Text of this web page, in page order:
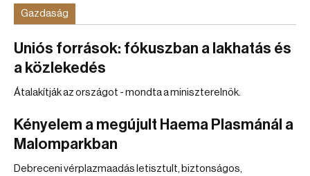
Gazdaság
Uniós források: fókuszban a lakhatás és
a közlekedés
Átalakítják az országot - mondta a miniszterelnök.
Kényelem a megújult Haema Plasmánál a
Malomparkban
Debreceni vérplazmaadás letisztult, biztonságos,